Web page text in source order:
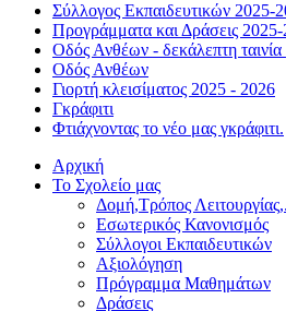
Σύλλογος Εκπαιδευτικών 2025-
Προγράμματα και Δράσεις
Οδός Ανθέων - δεκάλεπτη
Οδός Ανθέων
Γιορτή κλεισίματος 2025 - 2026
Γκράφιτι
Φτιάχνοντας το νέο μας γκράφιτι.
Αρχική
Το Σχολείο μας
Δομή,Τρόπος
Εσωτερικός Κανονισμός
Σύλλογοι Εκπαιδευτικών
Αξιολόγηση
Πρόγραμμα Μαθημάτων
Δράσεις